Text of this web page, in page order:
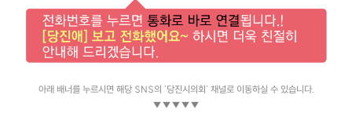
아래 배너를 누르시면 해당 SNS의 '당진시의회' 채널로 이동하실 수 있습니다.
▼▼▼▼▼